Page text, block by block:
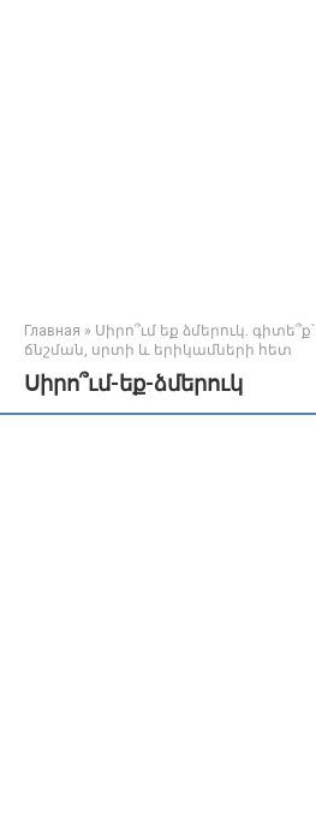
Главная » Սիրո՞ւմ եք ձմերուկ.
ճնշման, սրտի և երիկամների հետ
Սիրո՞ւմ-եք-ձմերուկ